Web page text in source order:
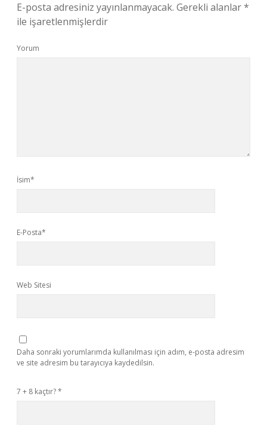
E-posta adresiniz yayınlanmayacak. Gerekli alanlar*
ile işaretlenmişlerdir
Yorum
İsim*
E-Posta*
Web Sitesi
Daha sonraki yorumlarımda kullanılması için adım, e-posta adresim
ve site adresim bu tarayıcıya kaydedilsin.
7 + 8 kaçtır?*